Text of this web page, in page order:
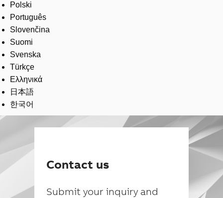
Polski
Português
Slovenčina
Suomi
Svenska
Türkçe
Ελληνικά
日本語
한국어
Contact us
Submit your inquiry and